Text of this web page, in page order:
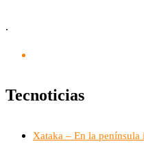
.
Tecnoticias
Xataka – En la península